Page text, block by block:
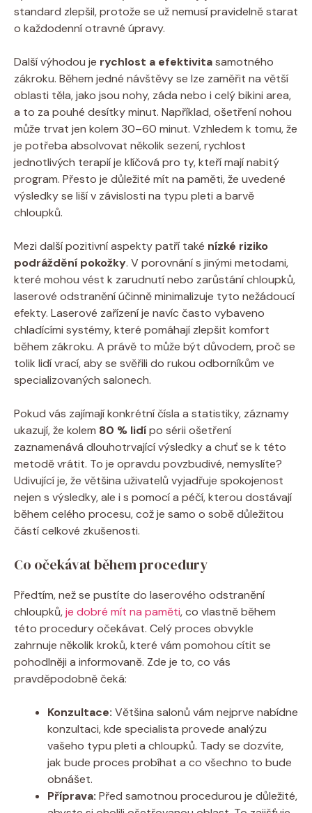
standard zlepšil, protože se už nemusí pravidelně starat
o každodenní otravné úpravy.
Další výhodou je rychlost a efektivitasamotného
zákroku. Během jedné návštěvy se lze zaměřit na větší
oblasti těla, jako jsou nohy, záda nebo i celý bikini area,
a to za pouhé desítky minut. Například, ošetření nohou
může trvat jen kolem 30–60 minut. Vzhledem k tomu, že
je potřeba absolvovat několik sezení, rychlost
jednotlivých terapií je klíčová pro ty, kteří mají nabitý
program. Přesto je důležité mít na paměti, že uvedené
výsledky se liší v závislosti na typu pleti a barvě
chloupků.
Mezi další pozitivní aspekty patří také nízké riziko
podráždění pokožky. V porovnání s jinými metodami,
které mohou vést k zarudnutí nebo zarůstání chloupků,
laserové odstranění účinně minimalizuje tyto nežádoucí
efekty. Laserové zařízení je navíc často vybaveno
chladícími systémy, které pomáhají zlepšit komfort
během zákroku. A právě to může být důvodem, proč se
tolik lidí vrací, aby se svěřili do rukou odborníkům ve
specializovaných salonech.
Pokud vás zajímají konkrétní čísla a statistiky, záznamy
ukazují, že kolem 80 % lidípo sérii ošetření
zaznamenává dlouhotrvající výsledky a chuť se k této
metodě vrátit. To je opravdu povzbudivé, nemyslíte?
Udivující je, že většina uživatelů vyjadřuje spokojenost
nejen s výsledky, ale i s pomocí a péčí, kterou dostávají
během celého procesu, což je samo o sobě důležitou
částí celkové zkušenosti.
Co očekávat během procedury
Předtím, než se pustíte do laserového odstranění
chloupků,je dobré mít na paměti, co vlastně během
této procedury očekávat. Celý proces obvykle
zahrnuje několik kroků, které vám pomohou cítit se
pohodlněji a informovaně. Zde je to, co vás
pravděpodobně čeká:
Konzultace: Většina salonů vám nejprve nabídne
konzultaci, kde specialista provede analýzu
vašeho typu pleti a chloupků. Tady se dozvíte,
jak bude proces probíhat a co všechno to bude
obnášet.
Příprava: Před samotnou procedurou je důležité,